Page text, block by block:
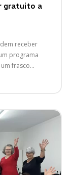
gratuito a
receber
programa
frasco...